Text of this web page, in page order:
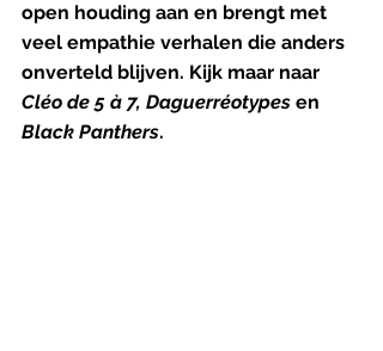
open houding aan en brengt met
veel empathie verhalen die anders
onverteld blijven. Kijk maar naar
Cléo de 5 à 7, Daguerréotypes en
Black Panthers.